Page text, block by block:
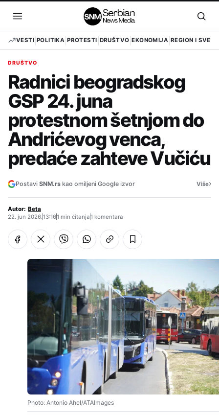
sadržaj
Otvori
meni
VESTI POLITIKA PROTESTI DRUŠTVO EKONOMIJA REGION I SVET
DRUŠTVO
Radnici beogradskog
GSP 24. juna
protestnom šetnjom do
Andrićevog venca,
predaće zahteve Vučiću
Postavi SNM.rs kao omiljeni Google izvor Više›
Autor: Beta
22. jun 2026.13:161 min čitanja1 komentara
Photo: Antonio Ahel/ATAImages